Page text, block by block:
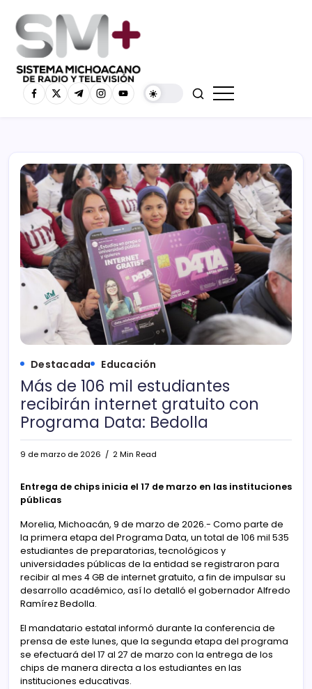
Destacada Educación
Más de 106 mil estudiantes
recibirán internet gratuito con
Programa Data: Bedolla
9 de marzo de 2026 2 Min Read
Entrega de chips inicia el 17 de marzo en las instituciones
públicas
Morelia, Michoacán, 9 de marzo de 2026.- Como parte de
la primera etapa del Programa Data, un total de 106 mil 535
estudiantes de preparatorias, tecnológicos y
universidades públicas de la entidad se registraron para
recibir al mes 4 GB de internet gratuito, a fin de impulsar su
desarrollo académico, así lo detalló el gobernador Alfredo
Ramírez Bedolla.
El mandatario estatal informó durante la conferencia de
prensa de este lunes, que la segunda etapa del programa
se efectuará del 17 al 27 de marzo con la entrega de los
chips de manera directa a los estudiantes en las
instituciones educativas.